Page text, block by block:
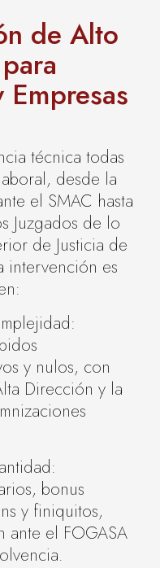
de Alto
técnica todas
desde la
el SMAC hasta
Juzgados de lo
de Justicia de
intervención es
y nulos, con
Dirección y la
bonus
y finiquitos,
ante el FOGASA